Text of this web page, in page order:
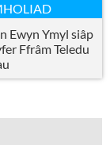
Ewyn Ymyl siâp
Ffrâm Teledu